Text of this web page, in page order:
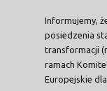
Informujemy,
posiedzenia
transformacji
ramach
Europejskie